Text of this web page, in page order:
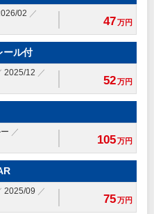
02
47万円
ル付
2025/12
52万円
105万円
2025/09
75万円